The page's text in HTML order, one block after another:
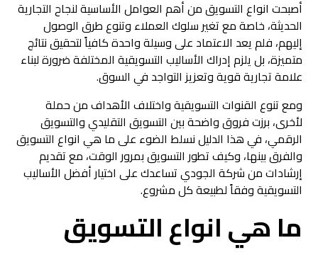
أصبحت انواع التسويق من أهم العوامل الأساسية لنجاح التجارية
الحديثة، خاصة مع تغير سلوك العملاء وتنوع طرق الوصول
إليهم، فلم يعد الاعتماد على وسيلة واحدة كافياً لتحقيق نتائج
متميزة، بل يلزم إدراك الأساليب التسويقية المختلفة ضرورة لبناء
علامة تجارية قوية وتعزيز التواجد في السوق.
ومع تنوع القنوات التسويقية واختلاف الأهداف من حملة
لأخرى، برزت فروق واضحة بين التسويق التقليدي والتسويق
الرقمي، في هذا الدليل نسلط الضوء على ما هي انواع التسويق
والفرق بينها، وكيف تطور التسويق بمرور الوقت، مع تقديم
إرشادات من شركة الجودي تساعدك على اختيار أفضل الأساليب
التسويقية وفقاً لطبيعة كل مشروع.
ما هي انواع التسويق